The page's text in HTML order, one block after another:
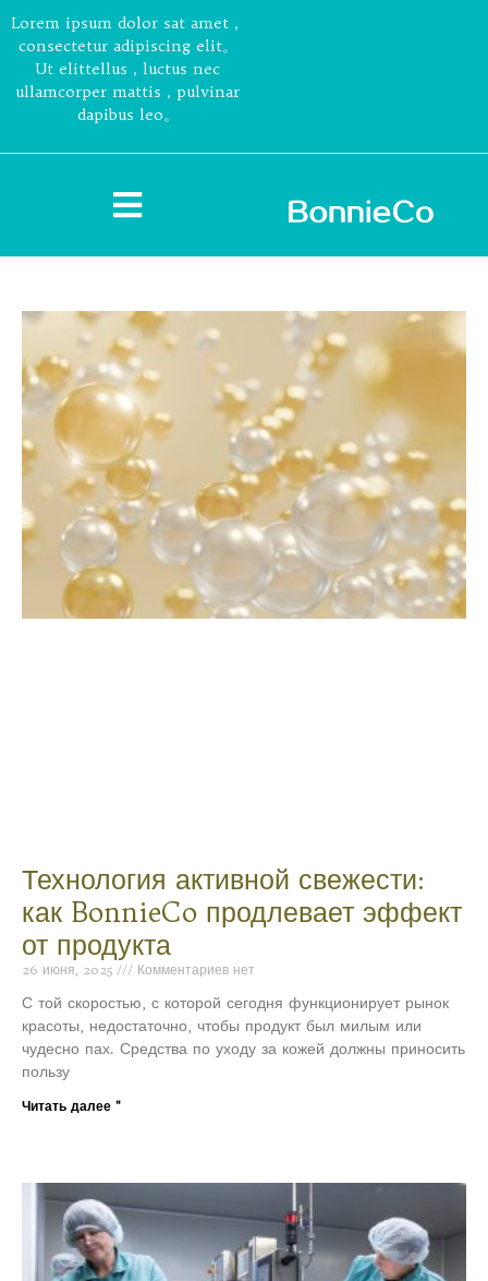
Lorem ipsum dolor sat amet，
consectetur adipiscing elit。
Ut elittellus，luctus nec
ullamcorper mattis，pulvinar
dapibus leo。
Технология активной свежести:
как BonnieCo продлевает эффект
от продукта
26 июня, 2025 Комментариев нет
С той скоростью, с которой сегодня функционирует рынок
красоты, недостаточно, чтобы продукт был милым или
чудесно пах. Средства по уходу за кожей должны приносить
пользу
Читать далее "